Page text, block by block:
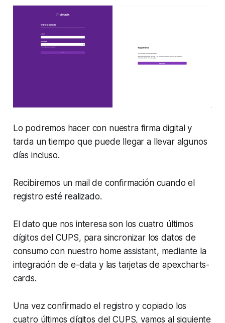
Lo podremos hacer con nuestra firma digital y
tarda un tiempo que puede llegar a llevar algunos
días incluso.
Recibiremos un mail de confirmación cuando el
registro esté realizado.
El dato que nos interesa son los cuatro últimos
dígitos del CUPS, para sincronizar los datos de
consumo con nuestro home assistant, mediante la
integración de e-data y las tarjetas de apexcharts-
cards.
Una vez confirmado el registro y copiado los
cuatro últimos dígitos del CUPS, vamos al siguiente